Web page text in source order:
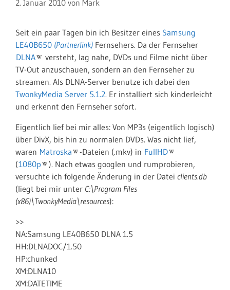
2. Januar 2010 von Mark
Seit ein paar Tagen bin ich Besitzer eines Samsung
LE40B650
Fernsehers. Da der Fernseher
DLNA
versteht, lag nahe, DVDs und Filme nicht über
TV-Out anzuschauen, sondern an den Fernseher zu
streamen. Als DLNA-Server benutze ich dabei den
TwonkyMedia Server 5.1.2. Er installiert sich kinderleicht
und erkennt den Fernseher sofort.
Eigentlich lief bei mir alles: Von MP3s (eigentlich logisch)
über DivX, bis hin zu normalen DVDs. Was nicht lief,
waren Matroska -Dateien (.mkv) in FullHD
(1080p
). Nach etwas googlen und rumprobieren,
versuchte ich folgende Änderung in der Datei clients.db
(liegt bei mir unter C:\Program Files
(x86)\TwonkyMedia\resources):
>>
NA:Samsung LE40B650 DLNA 1.5
HH:DLNADOC/1.50
HP:chunked
XM:DLNA10
XM:DATETIME